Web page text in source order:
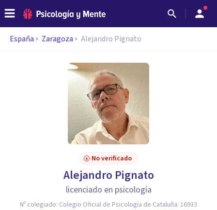
España Zaragoza Alejandro Pignato
No verificado
Alejandro Pignato
licenciado en psicología
Nº colegiado: Colegio Oficial de Psicología de Cataluña: 16933